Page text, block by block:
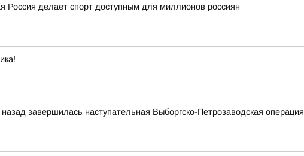
Россия делает спорт доступным для миллионов россиян
завершилась наступательная Выборгско-Петрозаводская операция